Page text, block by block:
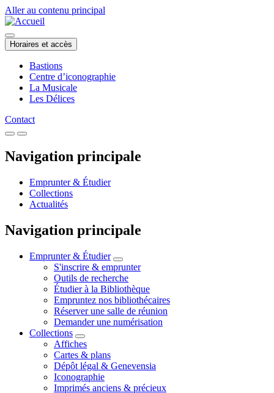
Aller au contenu principal
Horaires et accès
Bastions
Centre d’iconographie
La Musicale
Les Délices
Contact
Navigation principale
Emprunter & Étudier
Collections
Actualités
Navigation principale
Emprunter & Étudier
S'inscrire & emprunter
Outils de recherche
Étudier à la Bibliothèque
Empruntez nos bibliothécaires
Réserver une salle de réunion
Demander une numérisation
Collections
Affiches
Cartes & plans
Dépôt légal & Genevensia
Iconographie
Imprimés anciens & précieux